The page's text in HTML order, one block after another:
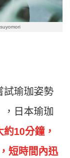
試瑜珈姿勢
，日本瑜珈
10分鐘，
短時間內迅